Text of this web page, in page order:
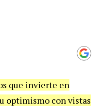
que invierte en
optimismo con vistas